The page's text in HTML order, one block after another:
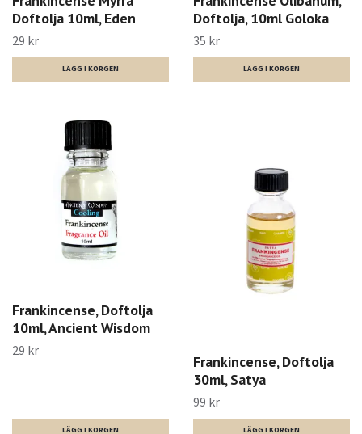
Doftolja 10ml, Eden
29 kr
Doftolja, 10ml Goloka
35 kr
Frankincense, Doftolja
10ml, Ancient Wisdom
29 kr
Frankincense, Doftolja
30ml, Satya
99 kr